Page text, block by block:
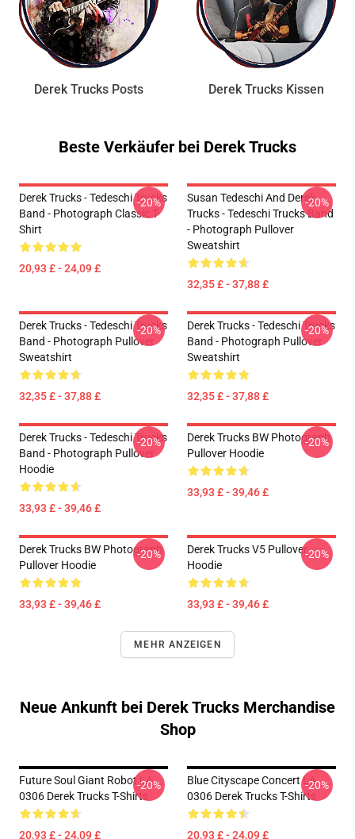
Derek Trucks Posts Derek Trucks Kissen
Beste Verkäufer bei Derek Trucks
Derek Trucks - Tedeschi Trucks
Band - Photograph Classic T-
Shirt
20,93 £ - 24,09 £
-20%
Susan Tedeschi And Derek
Trucks - Tedeschi Trucks Band
- Photograph Pullover
Sweatshirt
32,35 £ - 37,88 £
-20%
Derek Trucks - Tedeschi Trucks
Band - Photograph Pullover
Sweatshirt
32,35 £ - 37,88 £
-20%
Derek Trucks - Tedeschi Trucks
Band - Photograph Pullover
Sweatshirt
32,35 £ - 37,88 £
-20%
Derek Trucks - Tedeschi Trucks
Band - Photograph Pullover
Hoodie
33,93 £ - 39,46 £
-20%
Derek Trucks BW Photograph
Pullover Hoodie
33,93 £ - 39,46 £
-20%
Derek Trucks BW Photograph
Pullover Hoodie
33,93 £ - 39,46 £
-20%
Derek Trucks V5 Pullover
Hoodie
33,93 £ - 39,46 £
-20%
MEHR ANZEIGEN
Neue Ankunft bei Derek Trucks Merchandise
Shop
Future Soul Giant Robot LA
0306 Derek Trucks T-Shirts
20,93 £ - 24,09 £
-20%
Blue Cityscape Concert LA
0306 Derek Trucks T-Shirts
20,93 £ - 24,09 £
-20%